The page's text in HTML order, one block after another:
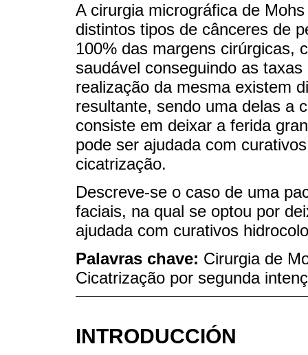
A cirurgia micrográfica de
distintos tipos de cânceres de
100% das margens cirúrgicas,
saudável conseguindo as
realização da mesma existem
resultante, sendo uma delas a
consiste em deixar a ferida
pode ser ajudada com
cicatrização.
Descreve-se o caso de uma
faciais, na qual se optou por
ajudada com curativos
Palavras chave: Cirurgia de
Cicatrização por segunda
INTRODUCCIÓN